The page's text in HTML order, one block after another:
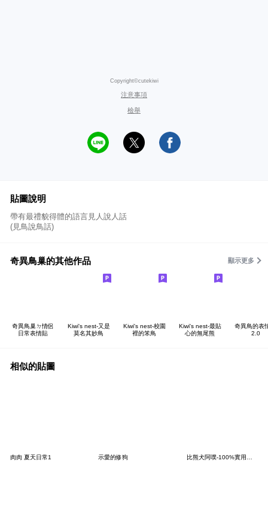
Copyright©cutekiwi
注意事項
檢舉
貼圖說明
帶有最禮貌得體的語言見人說人話
(見鳥說鳥話)
奇異鳥巢的其他作品 顯示更多
奇異鳥巢ㄉ情侶
日常表情貼
Kiwi's nest-又是
莫名其妙鳥
Kiwi's nest-校園
裡的笨鳥
Kiwi's nest-最貼
心的無尾熊
奇異鳥的表
2.0
相似的貼圖
肉肉 夏天日常1 示愛的修狗 比熊犬阿噗-100%實用情侶日常（女友）